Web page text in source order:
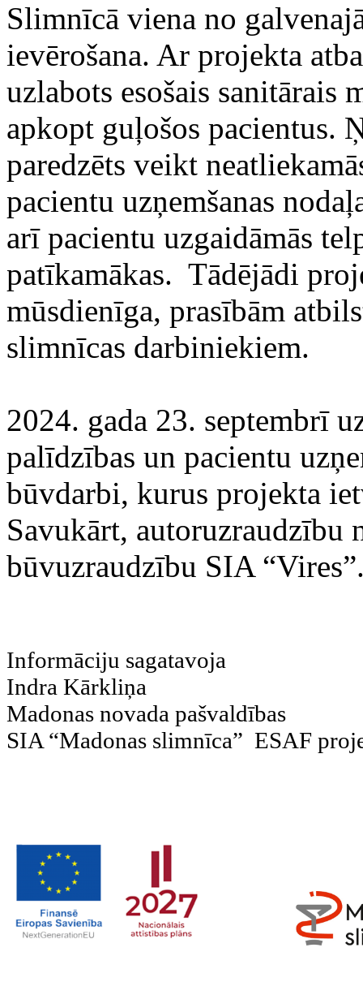
Slimnīcā viena no
ievērošana. Ar projekta
uzlabots esošais sanitārais
apkopt guļošos pacientus.
paredzēts veikt
pacientu uzņemšanas
arī pacientu uzgaidāmās
patīkamākas. Tādējādi
mūsdienīga, prasībām
slimnīcas darbiniekiem.
2024. gada 23. septembrī
palīdzības un pacientu
būvdarbi, kurus projekta
Savukārt,
būvuzraudzību SIA
Informāciju sagatavoja
Indra Kārkliņa
Madonas novada pašvaldības
SIA “Madonas slimnīca” ESAF